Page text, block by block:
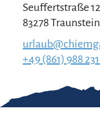
Seuffertstraße 12
83278 Traunstein
+49 (861) 988